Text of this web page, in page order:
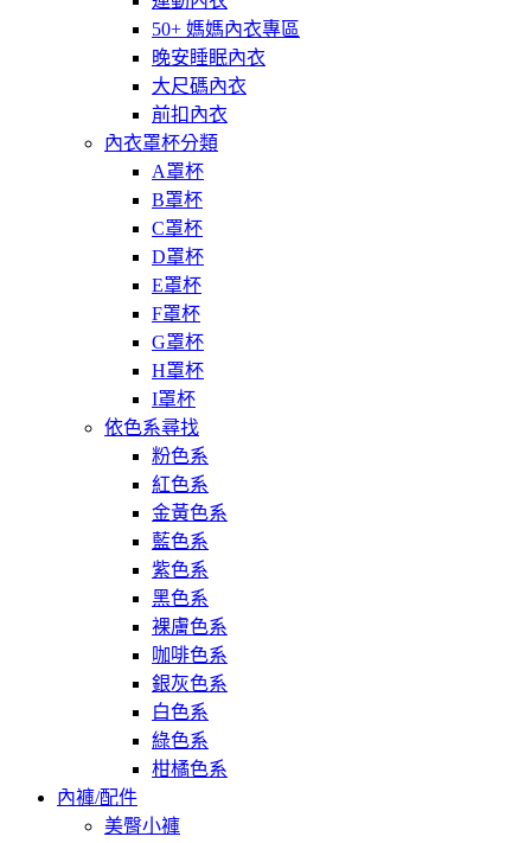
50+ 媽媽內衣專區
晚安睡眠內衣
大尺碼內衣
前扣內衣
內衣罩杯分類
A罩杯
B罩杯
C罩杯
D罩杯
E罩杯
F罩杯
G罩杯
H罩杯
I罩杯
依色系尋找
粉色系
紅色系
金黃色系
藍色系
紫色系
黑色系
裸膚色系
咖啡色系
銀灰色系
白色系
綠色系
柑橘色系
內褲/配件
美臀小褲